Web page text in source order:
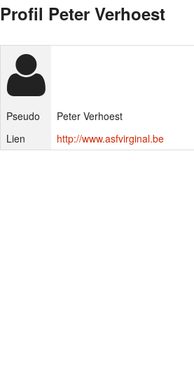
Profil Peter Verhoest
Pseudo
Peter Verhoest
Lien
http://www.asfvirginal.be